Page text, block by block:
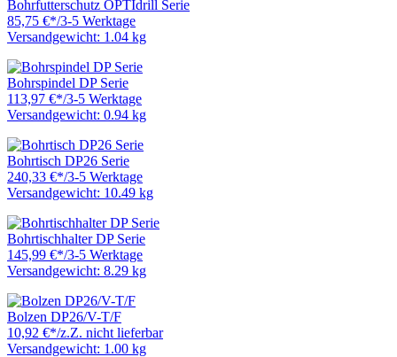
Bohrfutterschutz OPTIdrill Serie
85,75 €*/3-5 Werktage
Versandgewicht: 1.04 kg
Bohrspindel DP Serie
113,97 €*/3-5 Werktage
Versandgewicht: 0.94 kg
Bohrtisch DP26 Serie
240,33 €*/3-5 Werktage
Versandgewicht: 10.49 kg
Bohrtischhalter DP Serie
145,99 €*/3-5 Werktage
Versandgewicht: 8.29 kg
Bolzen DP26/V-T/F
10,92 €*/z.Z. nicht lieferbar
Versandgewicht: 1.00 kg